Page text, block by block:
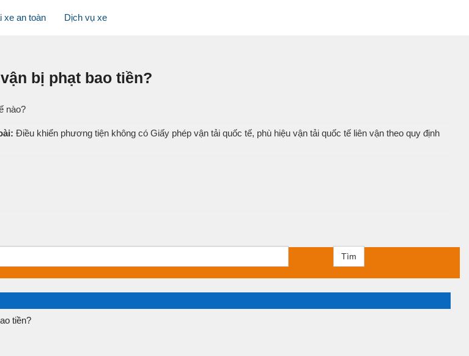
xe an toàn Dịch vụ xe
bị phạt bao tiền?
nào?
Điều khiển phương tiện không có Giấy phép vận tải quốc tế, phù hiệu vận tải quốc tế liên vận theo quy định
Tìm
tiền?